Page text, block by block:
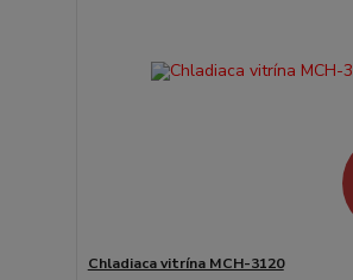
Chladiaca vitrína MCH-3120